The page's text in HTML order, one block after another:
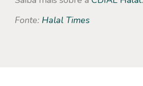
Fonte: Halal Times